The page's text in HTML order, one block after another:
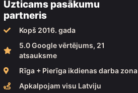
Uzticams pasākumu
partneris
Kopš 2016. gada
5.0 Google vērtējums, 21
atsauksme
Rīga + Pierīga ikdienas darba zona
Apkalpojam visu Latviju